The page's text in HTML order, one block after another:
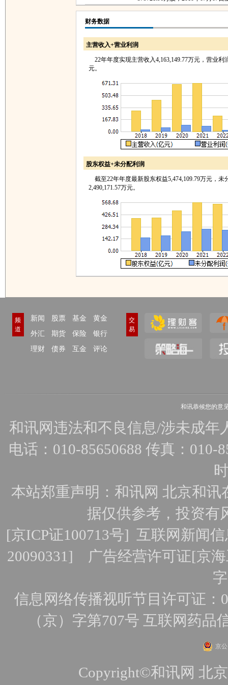
财务数据
主营收入+营业利润
22年年度实现主营收入4,163,149.77万元，营业利
元。
股东权益+未分配利润
截至22年年度最新股东权益5,474,109.79万元，未
2,490,171.57万元。
频
道
新闻 股票 基金
黄金
外汇
期货 保险
银行
理财
债券 互金 评论
交
易
和讯恭候您的意
和讯网违法和不良信息/涉未成年
电话：010-85650688 传真：010-
本站郑重声明：和讯网 北京和
据仅供参考，投资有
[京ICP证100713号]互联网新闻
20090331] 广告经营许可证[京
信息网络传播视听节目许可证：
（京）字第707号 互联网药品
京
Copyright©和讯网 北